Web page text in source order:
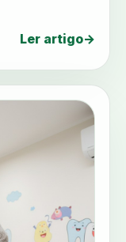
Ler artigo→